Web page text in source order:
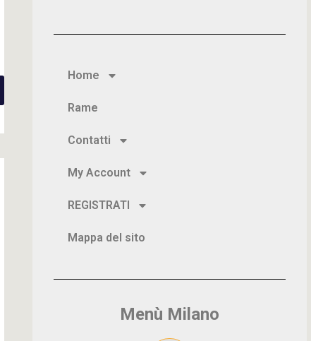
Home
Rame
Contatti
My Account
REGISTRATI
Mappa del sito
Menù Milano